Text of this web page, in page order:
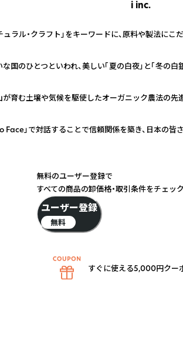
i inc.
ュラル・クラフト」をキーワードに、原料や製法にこ
国のひとつといわれ、美しい「夏の白夜」と「冬の白
育む土壌や気候を駆使したオーガニック農法の先
Face」で対話することで信頼関係を築き、日本の皆
無料のユーザー登録で
すべての商品の卸価格・取引条件をチェッ
ユーザー登録
無料
すぐに使える5,000円クー